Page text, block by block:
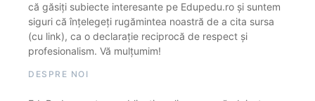
că găsiți subiecte interesante pe Edupedu.ro și suntem
siguri că înțelegeți rugămintea noastră de a cita sursa
(cu link), ca o declarație reciprocă de respect și
profesionalism. Vă mulțumim!
DESPRE NOI